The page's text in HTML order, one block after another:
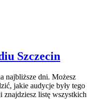
Szczecin
najbliższe dni. Możesz
jakie audycje były tego
znajdziesz listę wszystkich